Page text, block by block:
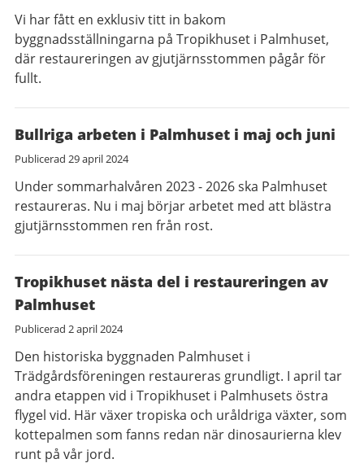
Vi har fått en exklusiv titt in bakom
byggnadsställningarna på Tropikhuset i Palmhuset,
där restaureringen av gjutjärnsstommen pågår för
fullt.
Bullriga arbeten i Palmhuset i maj och juni
Publicerad 29 april 2024
Under sommarhalvåren 2023 - 2026 ska Palmhuset
restaureras. Nu i maj börjar arbetet med att blästra
gjutjärnsstommen ren från rost.
Tropikhuset nästa del i restaureringen av
Palmhuset
Publicerad 2 april 2024
Den historiska byggnaden Palmhuset i
Trädgårdsföreningen restaureras grundligt. I april tar
andra etappen vid i Tropikhuset i Palmhusets östra
flygel vid. Här växer tropiska och uråldriga växter, som
kottepalmen som fanns redan när dinosaurierna klev
runt på vår jord.